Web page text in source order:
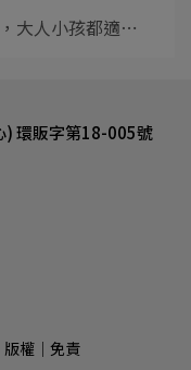
大人小孩都適⋯
) 環販字第18-005號
權│免責